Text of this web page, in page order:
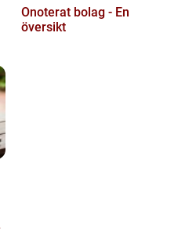
Onoterat bolag - En
översikt